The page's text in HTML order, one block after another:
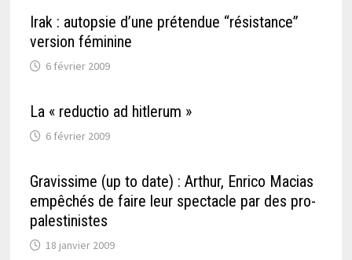
Irak : autopsie d’une prétendue “résistance”
version féminine
6 février 2009
La « reductio ad hitlerum »
6 février 2009
Gravissime (up to date) : Arthur, Enrico Macias
empêchés de faire leur spectacle par des pro-
palestinistes
18 janvier 2009